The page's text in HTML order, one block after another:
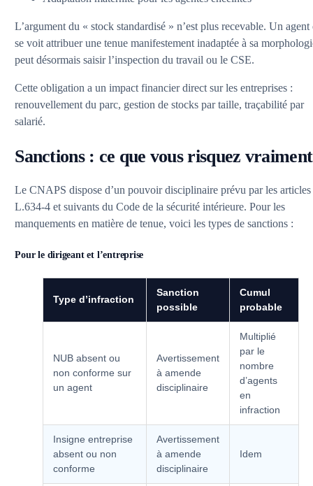
L’argument du « stock standardisé » n’est plus recevable. Un agent
se voit attribuer une tenue manifestement inadaptée à sa
peut désormais saisir l’inspection du travail ou le CSE.
Cette obligation a un impact financier direct sur les entreprises :
renouvellement du parc, gestion de stocks par taille, traçabilité par
salarié.
Sanctions : ce que vous risquez vraiment
Le CNAPS dispose d’un pouvoir disciplinaire prévu par les articles
L.634-4 et suivants du Code de la sécurité intérieure. Pour les
manquements en matière de tenue, voici les types de sanctions :
Pour le dirigeant et l’entreprise
Type d’infraction
Sanction
possible
Cumul
probable
NUB absent ou
non conforme sur
un agent
Avertissement
à amende
disciplinaire
Multiplié
par le
nombre
d’agents
en
infraction
Insigne entreprise
absent ou non
conforme
Avertissement
à amende
disciplinaire
Idem